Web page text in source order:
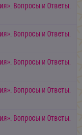
Вопросы и Ответы.
Вопросы и Ответы.
Вопросы и Ответы.
Вопросы и Ответы.
Вопросы и Ответы.